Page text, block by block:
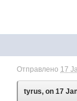
Отправлено 17
tyrus, on 17